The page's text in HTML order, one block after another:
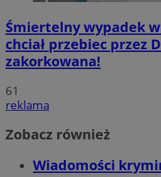
Śmiertelny wypadek
chciał przebiec przez
zakorkowana!
61
reklama
Zobacz również
Wiadomości